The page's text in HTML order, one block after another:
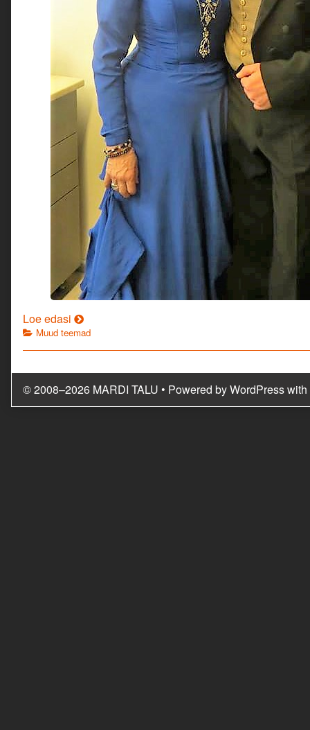
Loe edasi Head
uut
aastat!
Categories
Muud teemad
© 2008–2026 MARDI TALU • Powered byWordPresswith